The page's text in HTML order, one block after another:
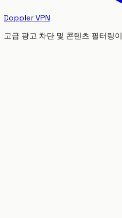
Doppler VPN
고급 광고 차단 및 콘텐츠 필터링